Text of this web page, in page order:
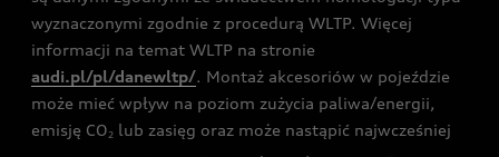
wyznaczonymi zgodnie z procedurą WLTP. Więcej
informacji na temat WLTP na stronie
audi.pl/pl/danewltp/. Montaż akcesoriów w pojeździe
może mieć wpływ na poziom zużycia paliwa/energii,
emisję CO2 lub zasięg oraz może nastąpić najwcześniej